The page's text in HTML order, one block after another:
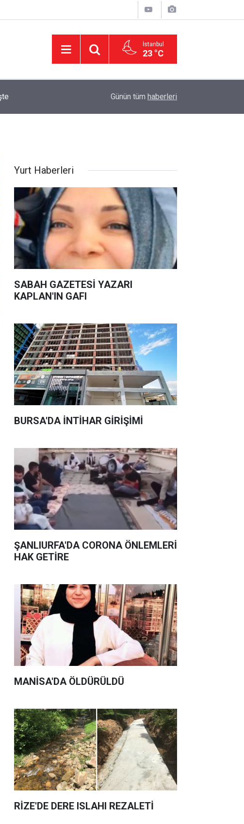
İstanbul
23 °C
DEVA Partisi'nde Büyük Kongre Hazırlıkları
Günün tüm haberleri
Yurt Haberleri
SABAH GAZETESİ YAZARI
KAPLAN'IN GAFI
BURSA'DA İNTİHAR GİRİŞİMİ
ŞANLIURFA'DA CORONA ÖNLEMLERİ
HAK GETİRE
MANİSA'DA ÖLDÜRÜLDÜ
RİZE'DE DERE ISLAHI REZALETİ